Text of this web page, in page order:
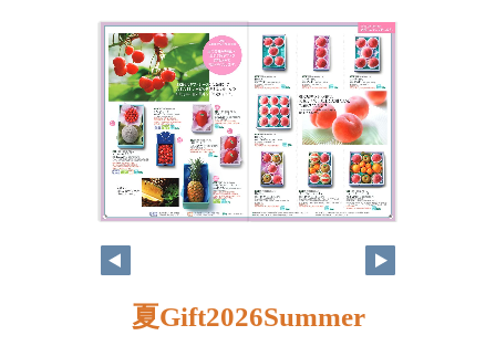
夏Gift2026Summer